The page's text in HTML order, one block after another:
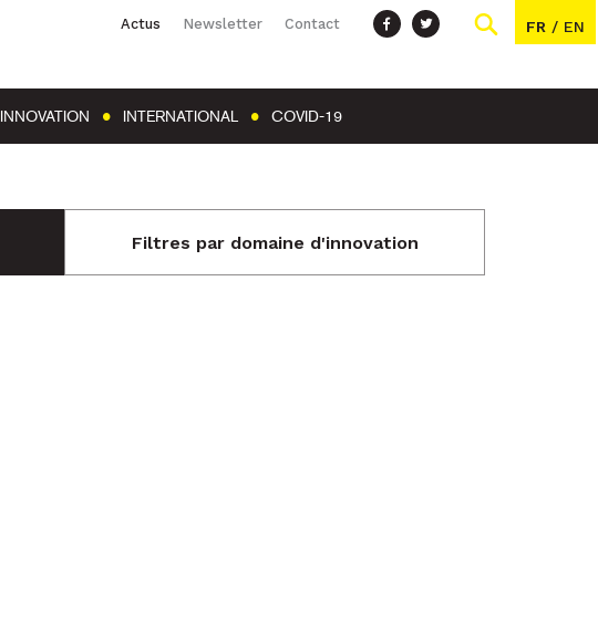
Actus Newsletter Contact FR / EN
INNOVATION INTERNATIONAL COVID-19
Filtres par domaine d'innovation